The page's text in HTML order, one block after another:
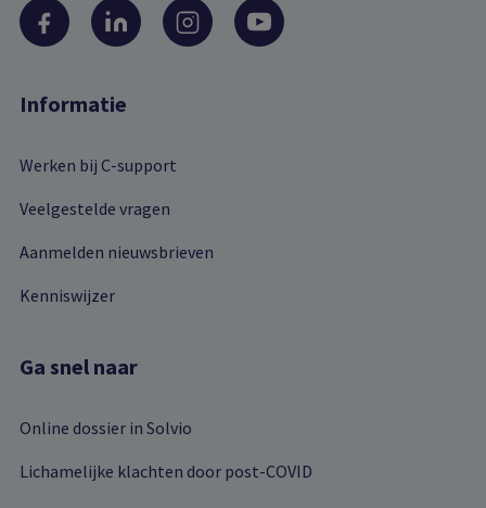
Informatie
Werken bij C-support
Veelgestelde vragen
Aanmelden nieuwsbrieven
Kenniswijzer
Ga snel naar
Online dossier in Solvio
Lichamelijke klachten door post-COVID